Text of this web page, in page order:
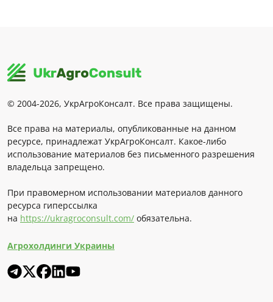
© 2004-2026, УкрАгроКонсалт. Все права защищены.
Все права на материалы, опубликованные на данном
ресурсе, принадлежат УкрАгроКонсалт. Какое-либо
использование материалов без письменного разрешения
владельца запрещено.
При правомерном использовании материалов данного
ресурса гиперссылка
на https://ukragroconsult.com/ обязательна.
Агрохолдинги Украины